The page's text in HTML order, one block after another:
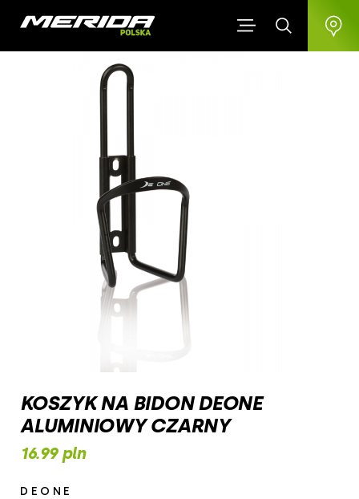
KOSZYK NA BIDON DEONE
ALUMINIOWY CZARNY
16.99 pln
DEONE